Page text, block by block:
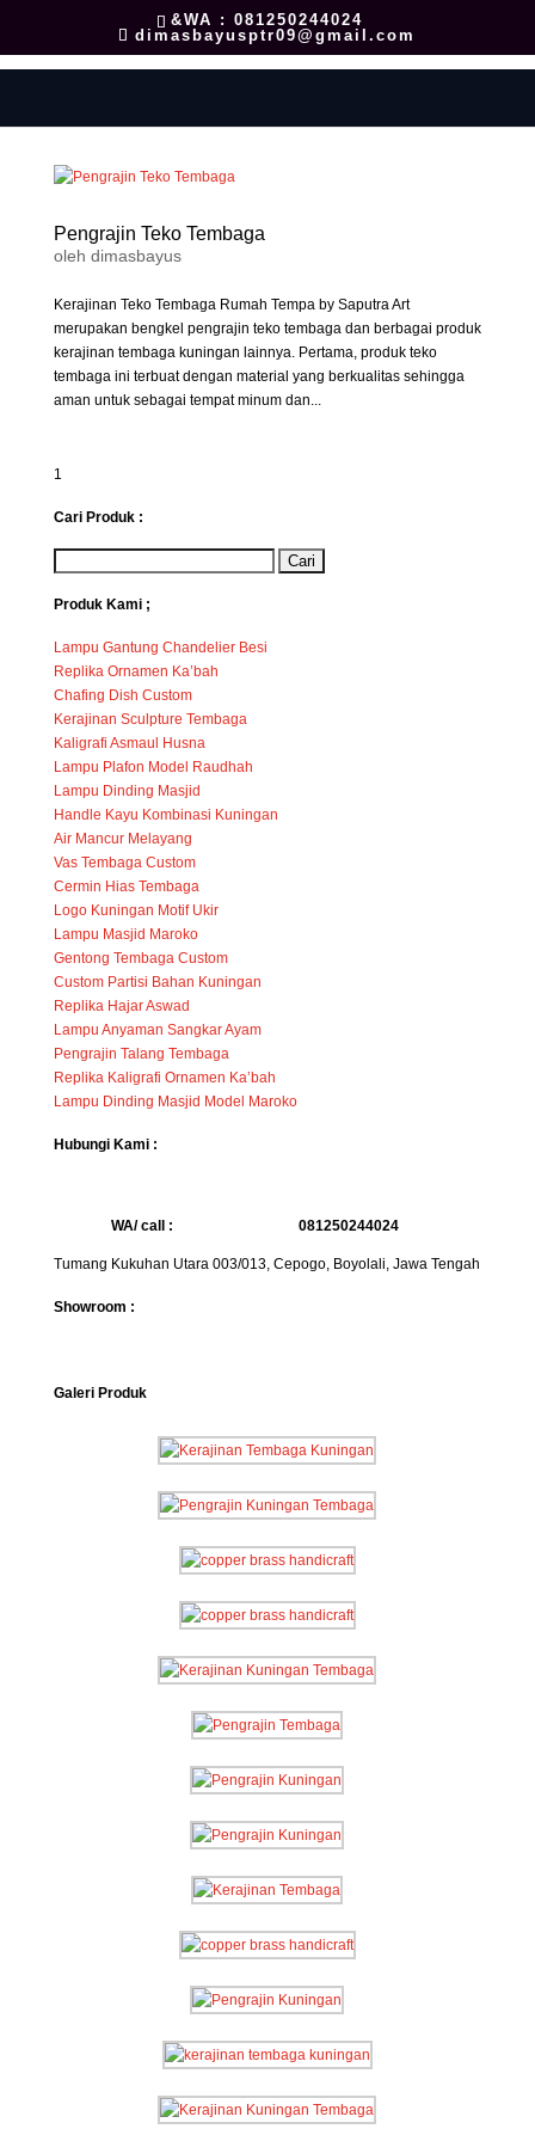
&WA : 081250244024
dimasbayusptr09@gmail.com
Pengrajin Teko Tembaga
oleh dimasbayus
Kerajinan Teko Tembaga Rumah Tempa by Saputra Art
merupakan bengkel pengrajin teko tembaga dan berbagai produk
kerajinan tembaga kuningan lainnya. Pertama, produk teko
tembaga ini terbuat dengan material yang berkualitas sehingga
aman untuk sebagai tempat minum dan...
1
Cari Produk :
Produk Kami ;
Lampu Gantung Chandelier Besi
Replika Ornamen Ka’bah
Chafing Dish Custom
Kerajinan Sculpture Tembaga
Kaligrafi Asmaul Husna
Lampu Plafon Model Raudhah
Lampu Dinding Masjid
Handle Kayu Kombinasi Kuningan
Air Mancur Melayang
Vas Tembaga Custom
Cermin Hias Tembaga
Logo Kuningan Motif Ukir
Lampu Masjid Maroko
Gentong Tembaga Custom
Custom Partisi Bahan Kuningan
Replika Hajar Aswad
Lampu Anyaman Sangkar Ayam
Pengrajin Talang Tembaga
Replika Kaligrafi Ornamen Ka’bah
Lampu Dinding Masjid Model Maroko
Hubungi Kami :
WA/ call : 081250244024
Tumang Kukuhan Utara 003/013, Cepogo, Boyolali, Jawa Tengah
Showroom :
Galeri Produk